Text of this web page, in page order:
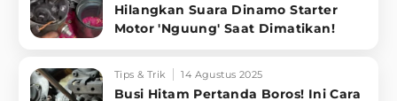
Hilangkan Suara Dinamo Starter
Motor 'Nguung' Saat Dimatikan!
Tips & Trik 14 Agustus 2025
Busi Hitam Pertanda Boros! Ini Cara